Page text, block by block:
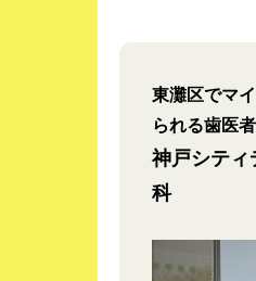
東灘区でマ
られる歯医者
神戸シティ
科